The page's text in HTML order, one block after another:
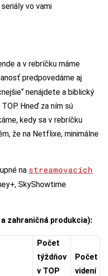
seriály vo vami
a v rebríčku máme
predpovedáme aj
nenájdete a biblický
Hneď za ním sú
kedy sa v rebríčku
že na Netflixe, minimálne
na streamovacích
SkyShowtime
zahraničná produkcia):
Počet
týždňov
v TOP
Počet
videní